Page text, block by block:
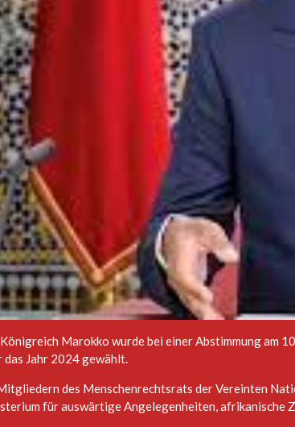
Marokko wurde bei einer Abstimmung am
Jahr 2024 gewählt.
des Menschenrechtsrats der Vereinten
für auswärtige Angelegenheiten, afrikanische